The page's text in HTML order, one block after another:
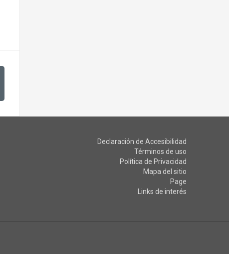
Declaración de Accesibilidad
Términos de uso
Política de Privacidad
Mapa del sitio
Page
Links de interés